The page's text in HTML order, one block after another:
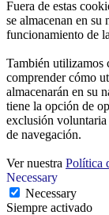
Fuera de estas
se almacenan en su
funcionamiento de
También utilizamos
comprender cómo
almacenarán en su
tiene la opción de
exclusión voluntaria
de navegación.
Ver nuestra Política
Necessary
Necessary
Siempre activado